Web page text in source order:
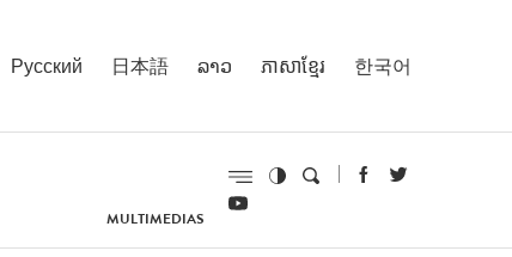
Русский 日本語 ລາວ ភាសាខ្មែរ 한국어
MULTIMEDIAS